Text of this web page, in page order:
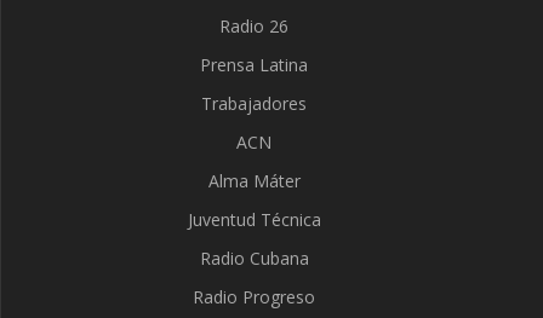
Radio 26
Prensa Latina
Trabajadores
ACN
Alma Máter
Juventud Técnica
Radio Cubana
Radio Progreso